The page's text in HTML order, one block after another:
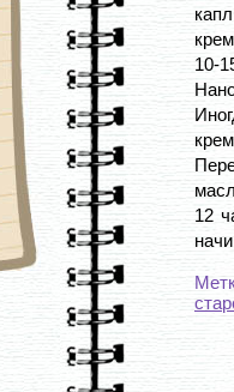
10-
12